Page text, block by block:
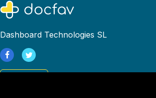
Dashboard Technologies SL